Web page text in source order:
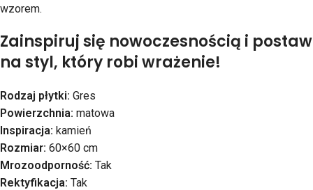
wzorem.
Zainspiruj się nowoczesnością i postaw
na styl, który robi wrażenie!
Rodzaj płytki: Gres
Powierzchnia: matowa
Inspiracja: kamień
Rozmiar: 60×60 cm
Mrozoodporność: Tak
Rektyfikacja: Tak